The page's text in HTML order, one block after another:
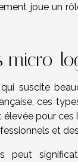
joue un
micro-
suscite
ces
élevée pour
et